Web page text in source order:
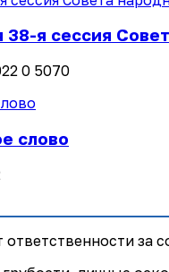
я сессия
0 5070
слово
ответственности